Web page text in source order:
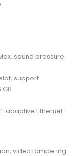
sound pressure
support
adaptive Ethernet
video tampering